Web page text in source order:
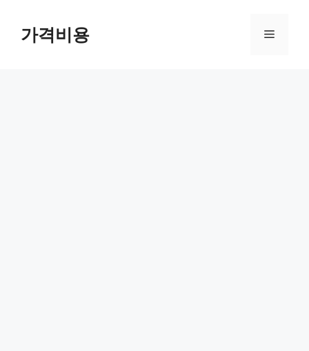
가격비용 메